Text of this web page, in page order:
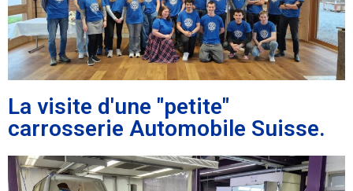
La visite d'une "petite"
carrosserie Automobile Suisse.